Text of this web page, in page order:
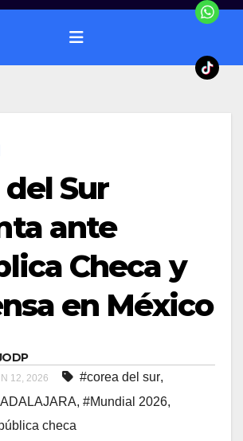
del Sur
ante
Checa y
en México
12, 2026 #corea del sur,
, #Mundial 2026,
checa